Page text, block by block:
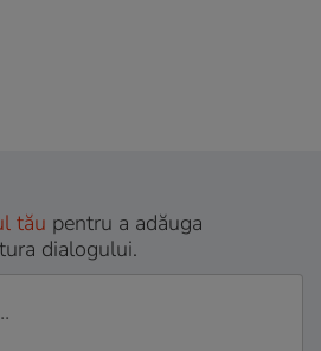
tău pentru a adăuga
dialogului.